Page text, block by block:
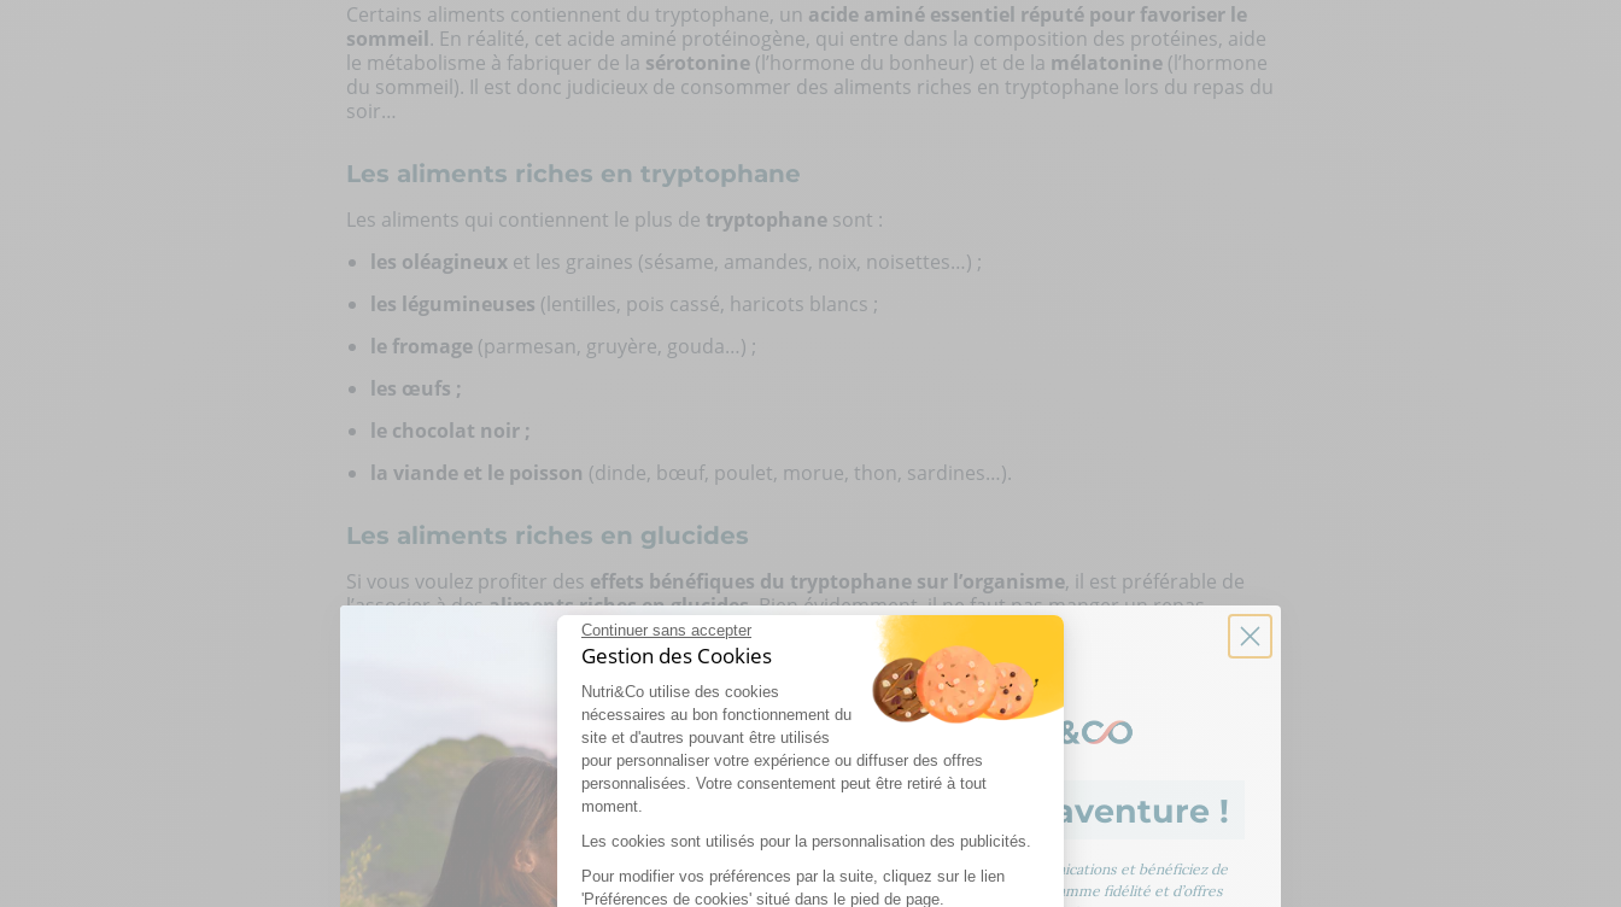
Continuer sans accepter
Gestion des Cookies
Nutri&Co utilise des cookies
nécessaires au bon fonctionnement du
site et d'autres pouvant être utilisés
pour personnaliser votre expérience ou diffuser des offres
personnalisées. Votre consentement peut être retiré à tout
moment.
Les cookies sont utilisés pour la personnalisation des publicités.
Pour modifier vos préférences par la suite, cliquez sur le lien
'Préférences de cookies' situé dans le pied de page.
Certains aliments contiennent du tryptophane, un acide aminé essentiel réputé pour favoriser le
sommeil. En réalité, cet acide aminé protéinogène, qui entre dans la composition des protéines, aide
le métabolisme à fabriquer de la sérotonine (l’hormone du bonheur) et de la mélatonine (l’hormone
du sommeil). Il est donc judicieux de consommer des aliments riches en tryptophane lors du repas du
soir…
Les aliments riches en tryptophane
Les aliments qui contiennent le plus de tryptophane sont :
les oléagineux et les graines (sésame, amandes, noix, noisettes…) ;
les légumineuses (lentilles, pois cassé, haricots blancs ;
le fromage (parmesan, gruyère, gouda…) ;
les œufs ;
le chocolat noir ;
la viande et le poisson (dinde, bœuf, poulet, morue, thon, sardines…).
Les aliments riches en glucides
Si vous voulez profiter des effets bénéfiques du tryptophane sur l’organisme, il est préférable de
l’associer à desaliments riches en glucides. Bien évidemment, il ne faut pas manger unrepas
qui pourrait vous donner un trop plein d'énergie. Choisissez des céréales
complètes qui pourront vous aider à éviter la petite fringale du soir…
céréales et féculents à manger le soir
du riz complet ;
des pâtes au blé complet ;
du quinoa ;
du pain ;
Rejoignez l’aventure !
Inscrivez-vous à nos communications et bénéficiez de
contenus exclusifs, du programme fidélité et d’offres